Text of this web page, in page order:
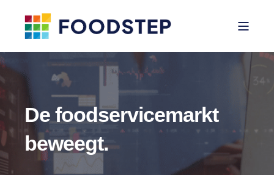
De foodservicemarkt
beweegt.